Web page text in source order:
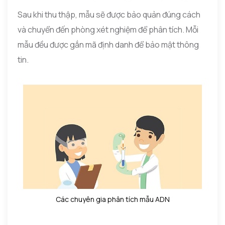
Sau khi thu thập, mẫu sẽ được bảo quản đúng cách
và chuyển đến phòng xét nghiệm để phân tích. Mỗi
mẫu đều được gắn mã định danh để bảo mật thông
tin.
Các chuyên gia phân tích mẫu ADN